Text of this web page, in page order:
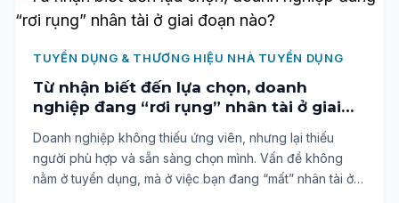
TUYỂN DỤNG & THƯƠNG HIỆU NHÀ TUYỂN DỤNG
Từ nhận biết đến lựa chọn, doanh
nghiệp đang “rơi rụng” nhân tài ở giai
Doanh nghiệp không thiếu ứng viên, nhưng lại thiếu
người phù hợp và sẵn sàng chọn mình. Vấn đề không
nằm ở tuyển dụng, mà ở việc bạn đang “mất” nhân tài ở